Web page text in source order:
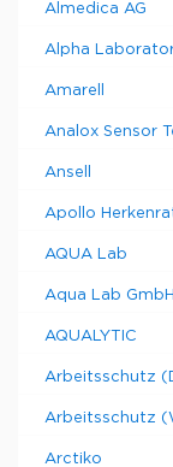
Almedica AG
Alpha
Amarell
Analox Sensor
Ansell
Apollo
AQUA Lab
Aqua Lab
AQUALYTIC
Arbeitsschutz
Arbeitsschutz
Arctiko